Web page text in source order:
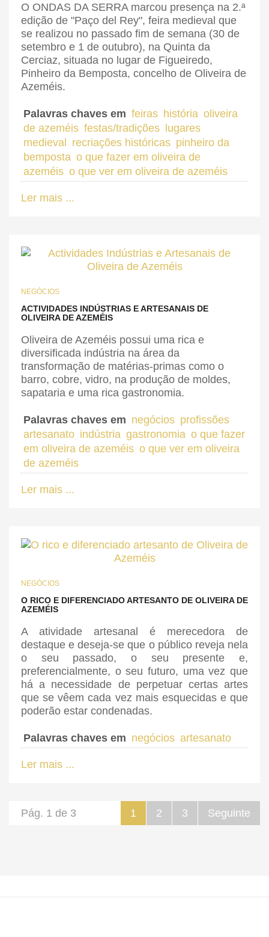
O ONDAS DA SERRA marcou presença na 2.ª
edição de "Paço del Rey", feira medieval que
se realizou no passado fim de semana (30 de
setembro e 1 de outubro), na Quinta da
Cerciaz, situada no lugar de Figueiredo,
Pinheiro da Bemposta, concelho de Oliveira de
Azeméis.
Palavras chaves em feiras história oliveira
de azeméis festas/tradições lugares
medieval recriações históricas pinheiro da
bemposta o que fazer em oliveira de
azeméis o que ver em oliveira de azeméis
Ler mais ...
NEGÓCIOS
ACTIVIDADES INDÚSTRIAS E ARTESANAIS DE
OLIVEIRA DE AZEMÉIS
Oliveira de Azeméis possui uma rica e
diversificada indústria na área da
transformação de matérias-primas como o
barro, cobre, vidro, na produção de moldes,
sapataria e uma rica gastronomia.
Palavras chaves em negócios profissões
artesanato indústria gastronomia o que fazer
em oliveira de azeméis o que ver em oliveira
de azeméis
Ler mais ...
NEGÓCIOS
O RICO E DIFERENCIADO ARTESANTO DE OLIVEIRA DE
AZEMÉIS
A atividade artesanal é merecedora de
destaque e deseja-se que o público reveja nela
o seu passado, o seu presente e,
preferencialmente, o seu futuro, uma vez que
há a necessidade de perpetuar certas artes
que se vêem cada vez mais esquecidas e que
poderão estar condenadas.
Palavras chaves em negócios artesanato
Ler mais ...
1 2 3 Seguinte
Pág. 1 de 3